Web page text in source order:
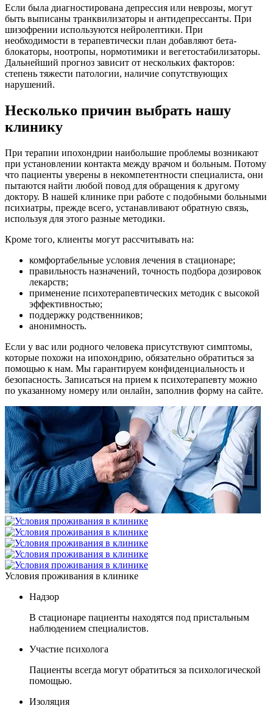
Если была диагностирована депрессия или неврозы, могут
быть выписаны транквилизаторы и антидепрессанты. При
шизофрении используются нейролептики. При
необходимости в терапевтически план добавляют бета-
блокаторы, ноотропы, нормотимики и вегетостабилизаторы.
Дальнейший прогноз зависит от нескольких факторов:
степень тяжести патологии, наличие сопутствующих
нарушений.
Несколько причин выбрать нашу
клинику
При терапии ипохондрии наибольшие проблемы возникают
при установлении контакта между врачом и больным. Потому
что пациенты уверены в некомпетентности специалиста, они
пытаются найти любой повод для обращения к другому
доктору. В нашей клинике при работе с подобными больными
психиатры, прежде всего, устанавливают обратную связь,
используя для этого разные методики.
Кроме того, клиенты могут рассчитывать на:
комфортабельные условия лечения в стационаре;
правильность назначений, точность подбора дозировок
лекарств;
применение психотерапевтических методик с высокой
эффективностью;
поддержку родственников;
анонимность.
Если у вас или родного человека присутствуют симптомы,
которые похожи на ипохондрию, обязательно обратиться за
помощью к нам. Мы гарантируем конфиденциальность и
безопасность. Записаться на прием к психотерапевту можно
по указанному номеру или онлайн, заполнив форму на сайте.
Условия проживания в клинике
Надзор
В стационаре пациенты находятся под пристальным
наблюдением специалистов.
Участие психолога
Пациенты всегда могут обратиться за психологической
помощью.
Изоляция